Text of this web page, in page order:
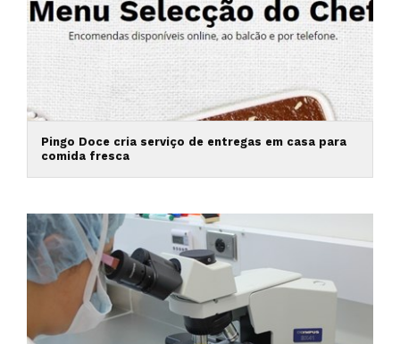
Pingo Doce cria serviço de entregas em casa para
comida fresca